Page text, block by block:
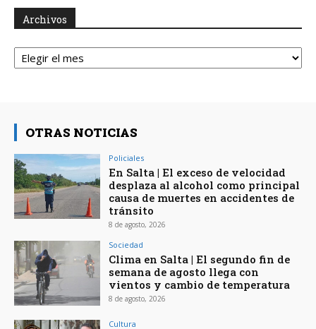
Archivos
Archivos
OTRAS NOTICIAS
Policiales
En Salta | El exceso de velocidad
desplaza al alcohol como principal
causa de muertes en accidentes de
tránsito
8 de agosto, 2026
Sociedad
Clima en Salta | El segundo fin de
semana de agosto llega con
vientos y cambio de temperatura
8 de agosto, 2026
Cultura